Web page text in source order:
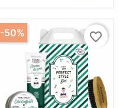
favorite_border
-50%